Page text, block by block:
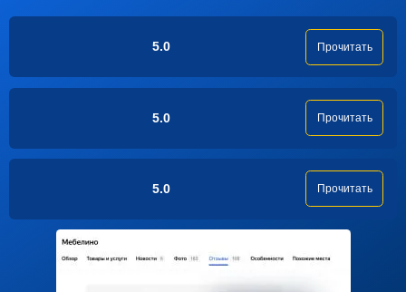
5.0 Прочитать
5.0 Прочитать
5.0 Прочитать